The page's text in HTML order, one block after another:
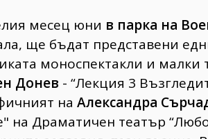
месец юни в парка на
ще бъдат представени
моноспектакли и
Донев - “Лекция 3
на Александра
на Драматичен театър